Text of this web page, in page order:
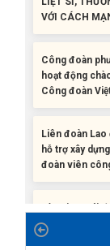
Công đoàn
Công đoàn
Liên đoàn Lao
đoàn viên
Bàn giao Mái
Liên đoàn Lao